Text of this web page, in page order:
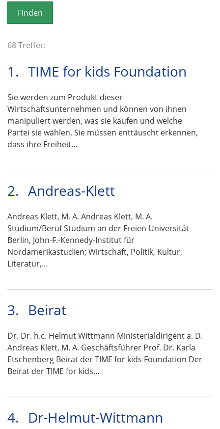
o
n
68 Treffer:
1. TIME for kids Foundation
Sie werden zum Produkt dieser
Wirtschaftsunternehmen und können von ihnen
manipuliert werden, was sie kaufen und welche
Partei sie wählen. Sie müssen enttäuscht erkennen,
dass ihre Freiheit…
2. Andreas-Klett
Andreas Klett, M. A. Andreas Klett, M. A.
Studium/Beruf Studium an der Freien Universität
Berlin, John-F.-Kennedy-Institut für
Nordamerikastudien; Wirtschaft, Politik, Kultur,
Literatur,…
3. Beirat
Dr. Dr. h.c. Helmut Wittmann Ministerialdirigent a. D.
Andreas Klett, M. A. Geschäftsführer Prof. Dr. Karla
Etschenberg Beirat der TIME for kids Foundation Der
Beirat der TIME for kids…
4. Dr-Helmut-Wittmann